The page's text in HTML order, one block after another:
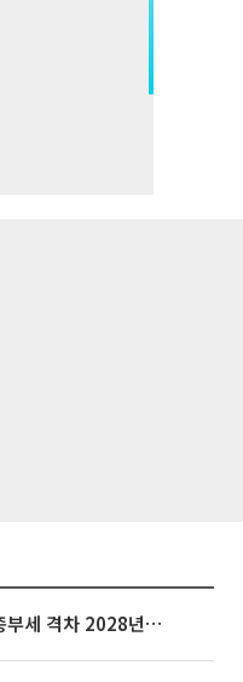
종부세 개편에도…1·3주택 종부세 격차 2028년부터 확대